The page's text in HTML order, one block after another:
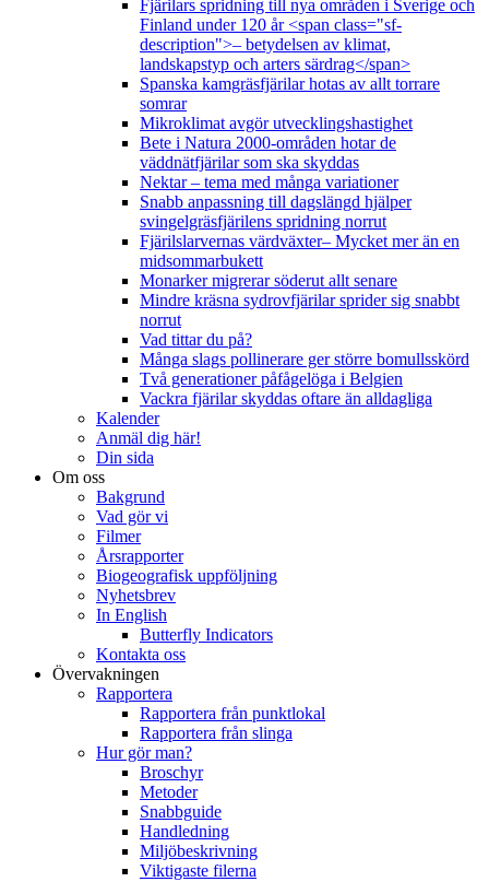
Fjärilars spridning till nya områden i Sverige och
Finland under 120 år <span class="sf-
description">– betydelsen av klimat,
landskapstyp och arters särdrag</span>
Spanska kamgräsfjärilar hotas av allt torrare
somrar
Mikroklimat avgör utvecklingshastighet
Bete i Natura 2000-områden hotar de
väddnätfjärilar som ska skyddas
Nektar – tema med många variationer
Snabb anpassning till dagslängd hjälper
svingelgräsfjärilens spridning norrut
Fjärilslarvernas värdväxter– Mycket mer än en
midsommarbukett
Monarker migrerar söderut allt senare
Mindre kräsna sydrovfjärilar sprider sig snabbt
norrut
Vad tittar du på?
Många slags pollinerare ger större bomullsskörd
Två generationer påfågelöga i Belgien
Vackra fjärilar skyddas oftare än alldagliga
Kalender
Anmäl dig här!
Din sida
Om oss
Bakgrund
Vad gör vi
Filmer
Årsrapporter
Biogeografisk uppföljning
Nyhetsbrev
In English
Butterfly Indicators
Kontakta oss
Övervakningen
Rapportera
Rapportera från punktlokal
Rapportera från slinga
Hur gör man?
Broschyr
Metoder
Snabbguide
Handledning
Miljöbeskrivning
Viktigaste filerna